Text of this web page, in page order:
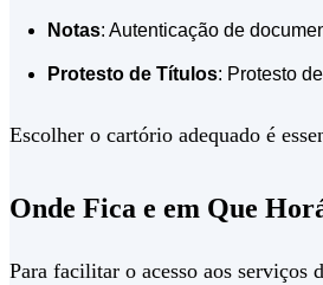
Notas: Autenticação de
Protesto de Títulos: Protesto
Escolher o cartório adequado é
Onde Fica e em Que
Para facilitar o acesso aos serviços